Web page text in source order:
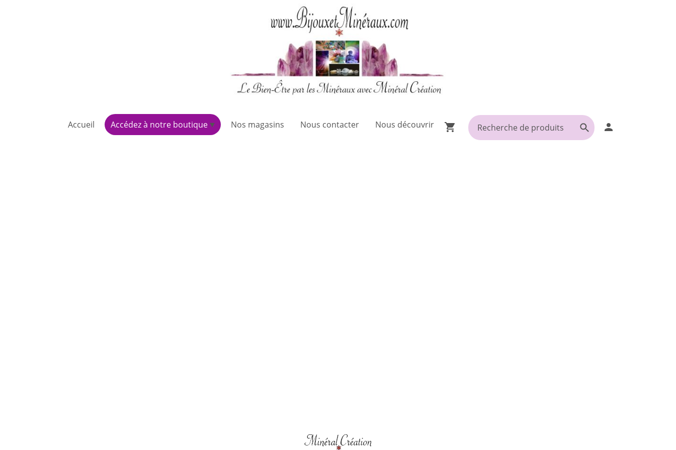
Accueil Accédez à notre boutique Nos magasins Nous contacter Nous découvrir